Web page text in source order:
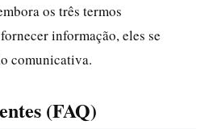
os três termos
informação, eles se
comunicativa.
(FAQ)